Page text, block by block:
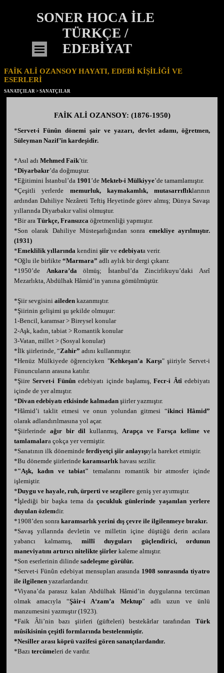
SONER HOCA İLE
TÜRKÇE /
EDEBİYAT
Menüyü atla
FAİK ALİ OZANSOY HAYATI, EDEBİ KİŞİLİĞİ VE
ESERLERİ
SANATÇILAR > SANATÇILAR
FAİK ALİ OZANSOY: (1876-1950)
*Servet-i Fünûn dönemi şair ve yazarı, devlet adamı, öğretmen,
Süleyman Nazif’in kardeşidir.
*Asıl adı Mehmed Faik’tir.
*Diyarbakır’da doğmuştur.
*Eğitimini İstanbul’da 1901’de Mekteb-i Mülkiyye’de tamamlamıştır.
*Çeşitli yerlerde memurluk, kaymakamlık, mutasarrıflıklarının
ardından Dahiliye Nezâreti Teftiş Heyetinde görev almış; Dünya Savaşı
yıllarında Diyarbakır valisi olmuştur.
*Bir ara Türkçe, Fransızca öğretmenliği yapmıştır.
*Son olarak Dahiliye Müsteşarlığından sonra emekliye ayrılmıştır.
(1931)
*Emeklilik yıllarında kendini şiir ve edebiyata verir.
*Oğlu ile birlikte “Marmara” adlı aylık bir dergi çıkarır.
*1950’de Ankara’daölmüş; İstanbul’da Zincirlikuyu’daki Asrî
Mezarlıkta, Abdülhak Hâmid’in yanına gömülmüştür.
*Şiir sevgisini aileden kazanmıştır.
*Şiirinin gelişimi şu şekilde olmuşur:
1-Bencil, karamsar > Bireysel konular
2-Aşk, kadın, tabiat > Romantik konular
3-Vatan, millet > (Sosyal konular)
*İlk şiirlerinde, “Zahir” adını kullanmıştır.
*Henüz Mülkiyede öğrenciyken "Kehkeşan’a Karşı" şiiriyle Servet-i
Fünuncuların arasına katılır.
*ŞiireServet-i Fünûnedebiyatı içinde başlamış,Fecr-i Âtîedebiyatı
içinde de yer almıştır.
*Divan edebiyatı etkisinde kalmadan şiirler yazmıştır.
*Hâmid’i taklit etmesi ve onun yolundan gitmesi “ikinci Hâmid”
olarak adlandırılmasına yol açar.
*Şiirlerinde ağır bir dil kullanmış, Arapça ve Farsça kelime ve
tamlamalara çokça yer vermiştir.
*Sanatının ilk döneminde ferdiyetçi şiir anlayışıyla hareket etmiştir.
*Bu dönemde şiirlerinde karamsarlık havası sezilir.
*"Aşk, kadın ve tabiat" temalarını romantik bir atmosfer içinde
işlemiştir.
*Duygu ve hayale, ruh, ürperti ve sezgilere geniş yer ayırmıştır.
*İşlediği bir başka tema da çocukluk günlerinde yaşanılan yerlere
duyulan özlemdir.
*1908’den sonra karamsarlık yerini dış çevre ile ilgilenmeye bırakır.
*Savaş yıllarında devletin ve milletin içine düştüğü derin acılara
yabancı kalmamış, millî duyguları güçlendirici, ordunun
maneviyatını artırıcı nitelikte şiirler kaleme almıştır.
*Son eserlerinin dilinde sadeleşme görülür.
*Servet-i Fünûn edebiyat mensupları arasında 1908 sonrasında tiyatro
ile ilgilenen yazarlardandır.
*Viyana’da parasız kalan Abdülhak Hâmid’in duygularına tercüman
olmak amacıyla “Şâir-i A‘zam’a Mektup” adlı uzun ve ünlü
manzumesini yazmıştır (1923).
*Faik Âli’nin bazı şiirleri (güfteleri) bestekârlar tarafından Türk
mûsikisinin çeşitli formlarında bestelenmiştir.
*Nesiller arası köprü vazifesi gören sanatçılardandır.
*Bazı tercümeleri de vardır.